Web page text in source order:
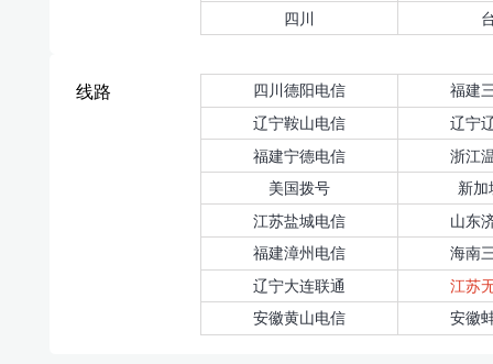
四川
线路 四川德阳电信
福建
辽宁鞍山电信
辽宁
福建宁德电信
浙江
美国拨号
新加
江苏盐城电信
山东
福建漳州电信
海南
辽宁大连联通
江苏
安徽黄山电信
安徽